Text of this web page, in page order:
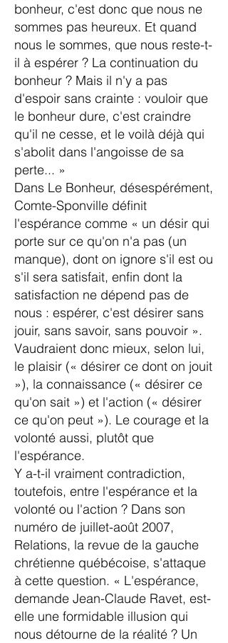
bonheur, c'est donc que nous ne
sommes pas heureux. Et quand
nous le sommes, que nous reste-t-
il à espérer ? La continuation du
bonheur ? Mais il n'y a pas
d'espoir sans crainte : vouloir que
le bonheur dure, c'est craindre
qu'il ne cesse, et le voilà déjà qui
s'abolit dans l'angoisse de sa
perte... »
Dans Le Bonheur, désespérément,
Comte-Sponville définit
l'espérance comme « un désir qui
porte sur ce qu'on n'a pas (un
manque), dont on ignore s'il est ou
s'il sera satisfait, enfin dont la
satisfaction ne dépend pas de
nous : espérer, c'est désirer sans
jouir, sans savoir, sans pouvoir ».
Vaudraient donc mieux, selon lui,
le plaisir (« désirer ce dont on jouit
»), la connaissance (« désirer ce
qu'on sait ») et l'action (« désirer
ce qu'on peut »). Le courage et la
volonté aussi, plutôt que
l'espérance.
Y a-t-il vraiment contradiction,
toutefois, entre l'espérance et la
volonté ou l'action ? Dans son
numéro de juillet-août 2007,
Relations, la revue de la gauche
chrétienne québécoise, s'attaque
à cette question. « L'espérance,
demande Jean-Claude Ravet, est-
elle une formidable illusion qui
nous détourne de la réalité ? Un